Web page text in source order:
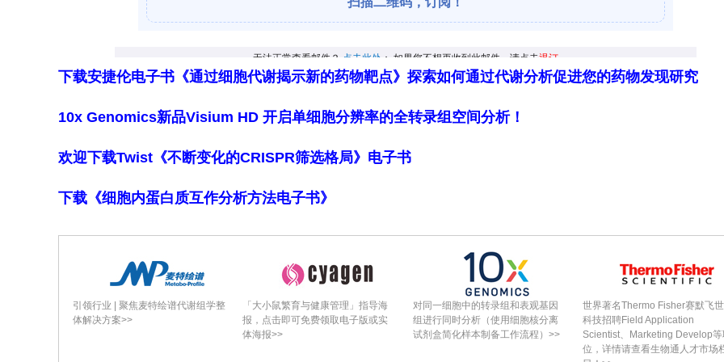
60个月内相对稳定，混合效应模型无显著时间效应（P=0.73）。
触发停止规则。尽管[18F]F-DOPA PET显示了生物活性证据（Ki值增加），但全局临床量表
性及有限的壳核覆盖率（约26%）限制了空间上局限的生物效应转化为整体临床改善有关。药
物需求（LEDD）总体未显著增加，与预期疾病进展的用药递增趋势不同，但这一趋势需谨慎
访脱落可能偏倚晚期时间点数据。研究结论：通过实时图像引导递送的双侧壳核神经营养基因
治疗在5年内具有良好的耐受性，未发生方案定义的停止事件；研究结果为晚期PD中该平台
长期安全性和临床轨迹提供了关键数据，并定义了后续递送优化研究（如更高剂量、更早疾病
阶段）评估生物和临床影响的基线。
下载安捷伦电子书《通过细胞代谢揭示新的药物靶点》探索如何通过代谢分析促进您的药物发现研究
10x Genomics新品Visium HD 开启单细胞分辨率的全转录组空间分析！
欢迎下载Twist《不断变化的CRISPR筛选格局》电子书
下载《细胞内蛋白质互作分析方法电子书》
引领行业 | 聚焦麦特绘谱代谢组学整
体解决方案>>
「大小鼠繁育与健康管理」指导海
报，点击即可免费领取电子版或实
体海报>>
对同一细胞中的转录组和表观基因
组进行同时分析（使用细胞核分离
试剂盒简化样本制备工作流程）>>
世界著名Thermo Fisher赛默飞
科技招聘Field Application
Scientist、Marketing Develop等
位，详情请查看生物通人才市场